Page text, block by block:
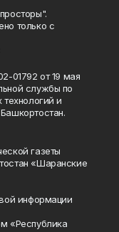
только с
01792 от 19 мая
службы по
и
газеты
«Шаранские
информации
«Республика